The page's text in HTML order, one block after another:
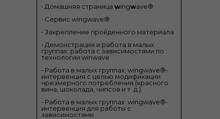
• Домашняя страница wingwave®
• Сервис wingwave®
• Закрепление пройденного материала
• Демонстрация и работа в малых
группах: работа с зависимостями по
технологии winwave
• Pабота в малых группах: wingwave®-
интервенция с целью модификации
чрезмерного потребления (красного
вина, шоколада, чипсов и т. д.).
• Pабота в малых группах: wingwave®-
интервенция для работы с
зависимостями